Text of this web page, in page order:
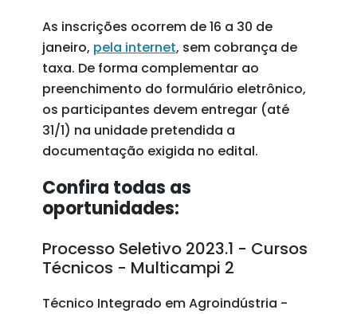
As inscrições ocorrem de 16 a 30 de
janeiro, pela internet, sem cobrança de
taxa. De forma complementar ao
preenchimento do formulário eletrônico,
os participantes devem entregar (até
31/1) na unidade pretendida a
documentação exigida no edital.
Confira todas as
oportunidades:
Processo Seletivo 2023.1 - Cursos
Técnicos - Multicampi 2
Técnico Integrado em Agroindústria -